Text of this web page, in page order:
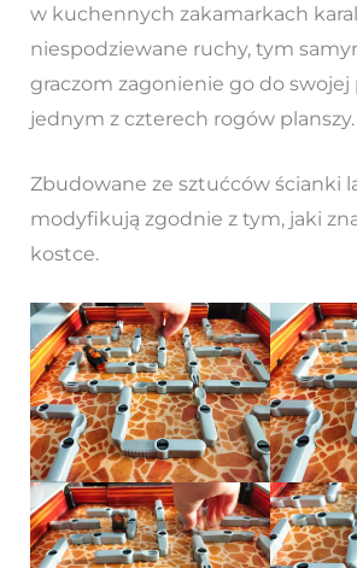
w kuchennych zakamarkach
niespodziewane ruchy, tym
graczom zagonienie go do swojej
jednym z czterech rogów planszy.
Zbudowane ze sztućców ścianki
modyfikują zgodnie z tym, jaki
kostce.